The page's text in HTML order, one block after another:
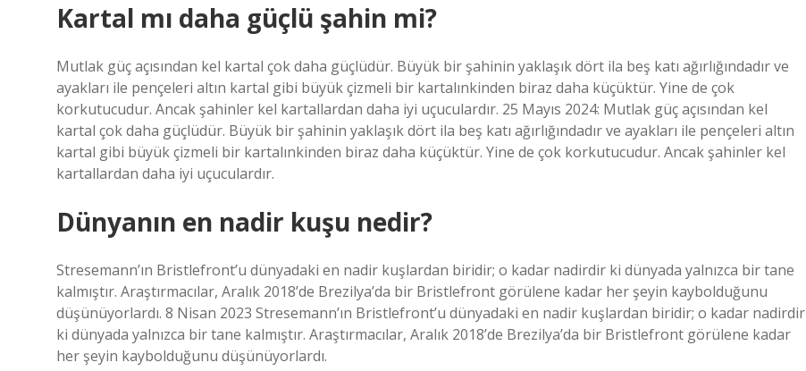
Kartal mı daha güçlü şahin mi?
Mutlak güç açısından kel kartal çok daha güçlüdür. Büyük bir şahinin yaklaşık dört ila beş katı ağırlığındadır ve
ayakları ile pençeleri altın kartal gibi büyük çizmeli bir kartalınkinden biraz daha küçüktür. Yine de çok
korkutucudur. Ancak şahinler kel kartallardan daha iyi uçuculardır. 25 Mayıs 2024: Mutlak güç açısından kel
kartal çok daha güçlüdür. Büyük bir şahinin yaklaşık dört ila beş katı ağırlığındadır ve ayakları ile pençeleri altın
kartal gibi büyük çizmeli bir kartalınkinden biraz daha küçüktür. Yine de çok korkutucudur. Ancak şahinler kel
kartallardan daha iyi uçuculardır.
Dünyanın en nadir kuşu nedir?
Stresemann’ın Bristlefront’u dünyadaki en nadir kuşlardan biridir; o kadar nadirdir ki dünyada yalnızca bir tane
kalmıştır. Araştırmacılar, Aralık 2018’de Brezilya’da bir Bristlefront görülene kadar her şeyin kaybolduğunu
düşünüyorlardı. 8 Nisan 2023 Stresemann’ın Bristlefront’u dünyadaki en nadir kuşlardan biridir; o kadar nadirdir
ki dünyada yalnızca bir tane kalmıştır. Araştırmacılar, Aralık 2018’de Brezilya’da bir Bristlefront görülene kadar
her şeyin kaybolduğunu düşünüyorlardı.